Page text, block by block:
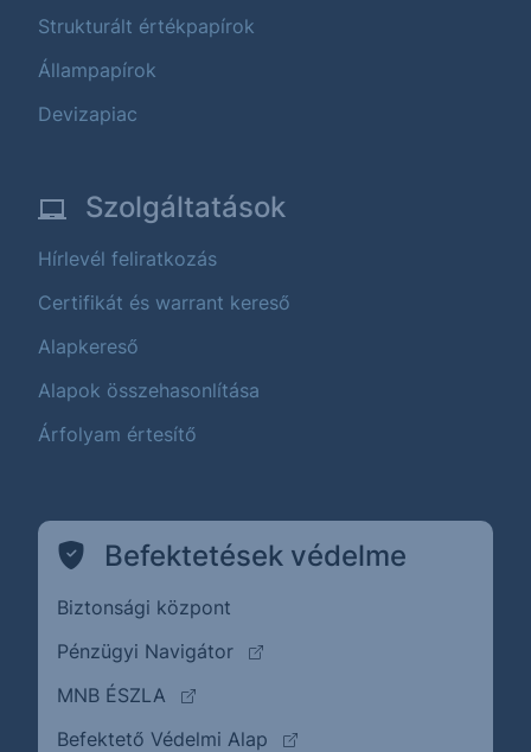
Strukturált értékpapírok
Állampapírok
Devizapiac
Szolgáltatások
Hírlevél feliratkozás
Certifikát és warrant kereső
Alapkereső
Alapok összehasonlítása
Árfolyam értesítő
Befektetések védelme
Biztonsági központ
Pénzügyi Navigátor
(külső oldalra ugrik)
MNB ÉSZLA
(külső oldalra ugrik)
Befektető Védelmi Alap
(külső oldalra ugrik)